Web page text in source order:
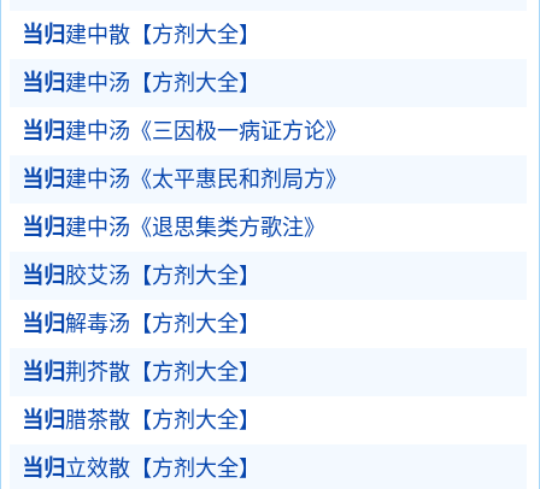
当归 建中散【方剂大全】
当归 建中汤【方剂大全】
当归 建中汤《三因极一病证方论》
当归 建中汤《太平惠民和剂局方》
当归 建中汤《退思集类方歌注》
当归 胶艾汤【方剂大全】
当归解毒汤【方剂大全】
当归荆芥散【方剂大全】
当归 腊茶散【方剂大全】
当归 立效散【方剂大全】